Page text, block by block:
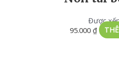
Được
95.000₫